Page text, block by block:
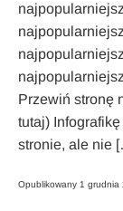
Przewiń stronę
tutaj)
stronie, ale nie
Opublikowany 1 grudnia